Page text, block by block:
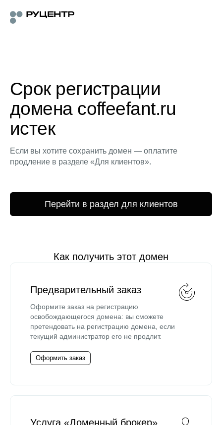
Срок регистрации
домена coffeefant.ru
истек
Если вы хотите сохранить домен — оплатите
продление в разделе «Для клиентов».
Перейти в раздел для клиентов
Как получить этот домен
Предварительный заказ
Оформите заказ на регистрацию
освобождающегося домена: вы сможете
претендовать на регистрацию домена, если
текущий администратор его не продлит.
Оформить заказ
Услуга «Доменный брокер»